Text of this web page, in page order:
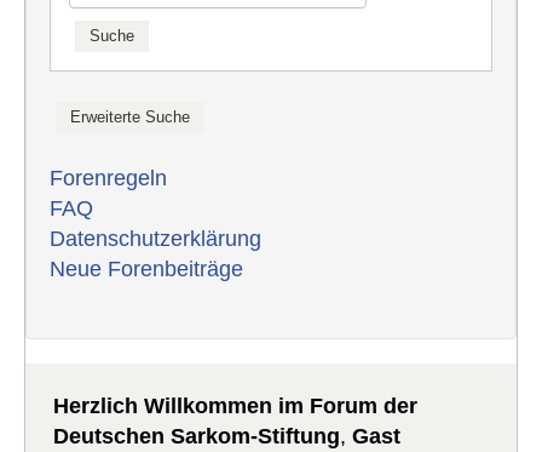
Forenregeln
FAQ
Datenschutzerklärung
Neue Forenbeiträge
Herzlich Willkommen im Forum der
Deutschen Sarkom-Stiftung,Gast